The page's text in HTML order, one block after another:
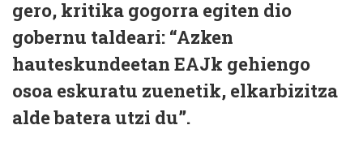
gero, kritika gogorra egiten dio
gobernu taldeari: “Azken
hauteskundeetan EAJk gehiengo
osoa eskuratu zuenetik, elkarbizitza
alde batera utzi du”.